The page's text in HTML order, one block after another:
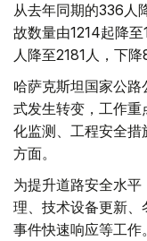
从去年同期的336人
故数量由1214起降
人降至2181人，下降
哈萨克斯坦国家公
式发生转变，工作
化监测、工程安全
方面。
为提升道路安全水
理、技术设备更新
事件快速响应等工